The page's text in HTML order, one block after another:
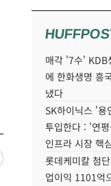
매각 '7수' KDB
에 한화생명 흥
냈다
SK하이닉스 '
투입한다 : '연
인프라 시장 핵
롯데케미칼 첨
업이익 1101억